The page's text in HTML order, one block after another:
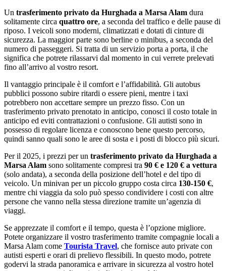
Un trasferimento privato da Hurghada a Marsa Alam dura
solitamente circa quattro ore, a seconda del traffico e delle pause di
riposo. I veicoli sono moderni, climatizzati e dotati di cinture di
sicurezza. La maggior parte sono berline o minibus, a seconda del
numero di passeggeri. Si tratta di un servizio porta a porta, il che
significa che potrete rilassarvi dal momento in cui verrete prelevati
fino all’arrivo al vostro resort.
Il vantaggio principale è il comfort e l’affidabilità. Gli autobus
pubblici possono subire ritardi o essere pieni, mentre i taxi
potrebbero non accettare sempre un prezzo fisso. Con un
trasferimento privato prenotato in anticipo, conosci il costo totale in
anticipo ed eviti contrattazioni o confusione. Gli autisti sono in
possesso di regolare licenza e conoscono bene questo percorso,
quindi sanno quali sono le aree di sosta e i posti di blocco più sicuri.
Per il 2025, i prezzi per un trasferimento privato da Hurghada a
Marsa Alam sono solitamente compresi tra 90 € e 120 € a vettura
(solo andata), a seconda della posizione dell’hotel e del tipo di
veicolo. Un minivan per un piccolo gruppo costa circa 130-150 €,
mentre chi viaggia da solo può spesso condividere i costi con altre
persone che vanno nella stessa direzione tramite un’agenzia di
viaggi.
Se apprezzate il comfort e il tempo, questa è l’opzione migliore.
Potete organizzare il vostro trasferimento tramite compagnie locali a
Marsa Alam come Tourista Travel, che fornisce auto private con
autisti esperti e orari di prelievo flessibili. In questo modo, potrete
godervi la strada panoramica e arrivare in sicurezza al vostro hotel